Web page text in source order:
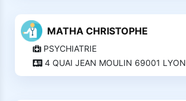
MATHA CHRISTOPHE
PSYCHIATRIE
4 QUAI JEAN MOULIN 69001 LYON